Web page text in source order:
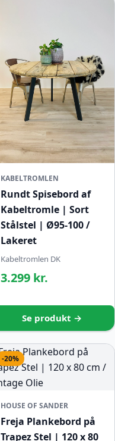
KABELTROMLEN
Rundt Spisebord af
Kabeltromle | Sort
Stålstel | Ø95-100 /
Lakeret
Kabeltromlen DK
3.299 kr.
Se produkt →
-20%
HOUSE OF SANDER
Freja Plankebord på
Trapez Stel | 120 x 80